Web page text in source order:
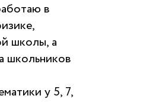
в
школы, а
школьников
у 5, 7,